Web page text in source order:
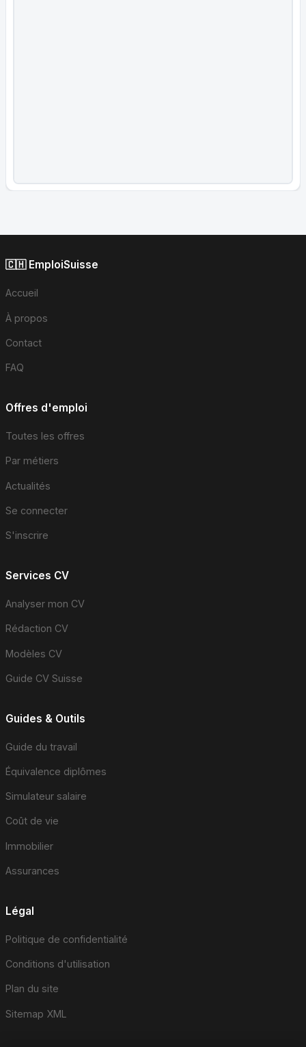
🇨🇭 EmploiSuisse
Accueil
À propos
Contact
FAQ
Offres d'emploi
Toutes les offres
Par métiers
Actualités
Se connecter
S'inscrire
Services CV
Analyser mon CV
Rédaction CV
Modèles CV
Guide CV Suisse
Guides & Outils
Guide du travail
Équivalence diplômes
Simulateur salaire
Coût de vie
Immobilier
Assurances
Légal
Politique de confidentialité
Conditions d'utilisation
Plan du site
Sitemap XML